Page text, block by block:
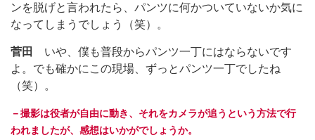
ンを脱げと言われたら、パンツに何かついていないか気に
なってしまうでしょう（笑）。
菅田
いや、僕も普段からパンツ一丁にはならないです
よ。でも確かにこの現場、ずっとパンツ一丁でしたね
（笑）。
－撮影は役者が自由に動き、それをカメラが追うという方法で行
われましたが、感想はいかがでしょうか。